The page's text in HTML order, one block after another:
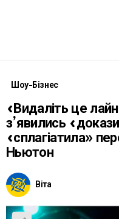
Шоу-Бізнес
«Видаліть це
з’явились
«сплагіатила»
Ньютон
Віта